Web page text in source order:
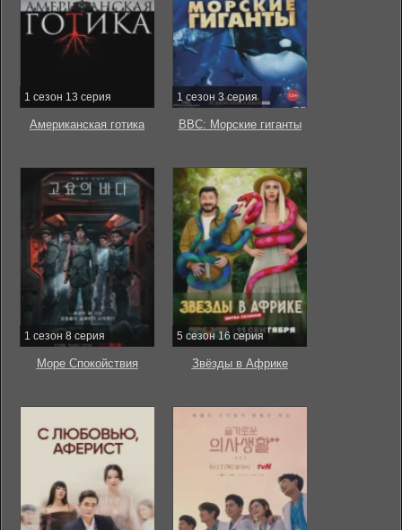
1 сезон 13 серия
Американская готика
1 сезон 3 серия
BBC: Морские гиганты
1 сезон 8 серия
Море Спокойствия
5 сезон 16 серия
Звёзды в Африке